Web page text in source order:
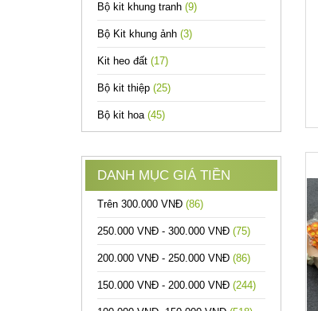
Bộ kit khung tranh (9)
Bộ Kit khung ảnh (3)
Kit heo đất (17)
Bộ kit thiệp (25)
Bộ kit hoa (45)
DANH MỤC GIÁ TIỀN
Trên 300.000 VNĐ (86)
250.000 VNĐ - 300.000 VNĐ (75)
200.000 VNĐ - 250.000 VNĐ (86)
150.000 VNĐ - 200.000 VNĐ (244)